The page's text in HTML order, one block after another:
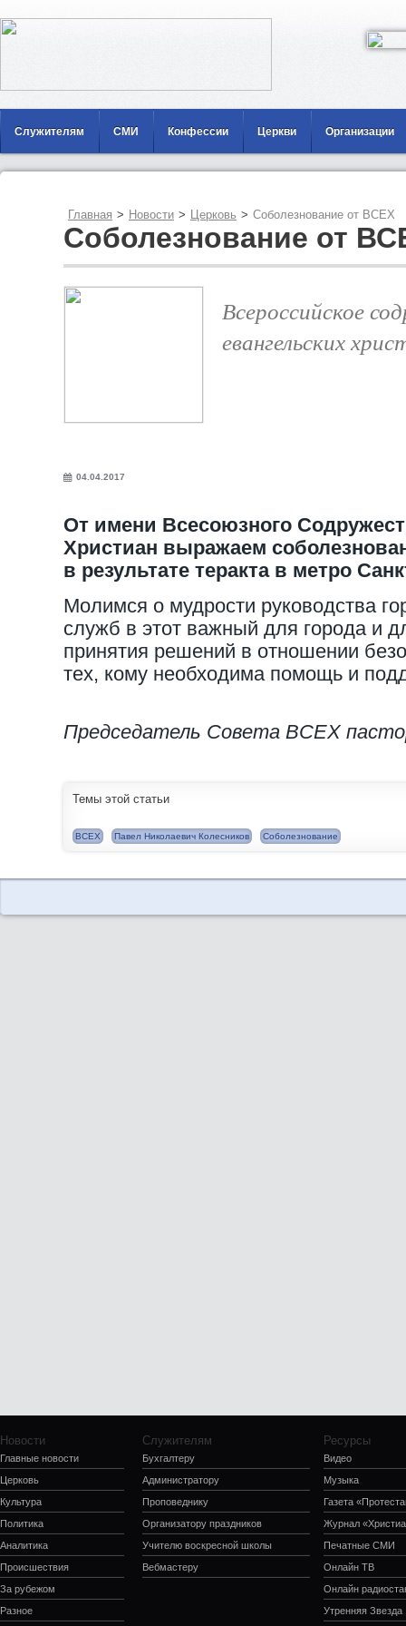
Служителям СМИ Конфессии Церкви Организации
Главная > Новости > Церковь > Соболезнование от ВСЕХ
Соболезнование от
Всероссийское
евангельских
04.04.2017
От имени Всесоюзного
Христиан выражаем
в результате теракта в метро
Молимся о мудрости руководства
служб в этот важный для города и
принятия решений в отношении
тех, кому необходима помощь и
Председатель Совета ВСЕХ
Темы этой статьи
ВСЕХ Павел Николаевич Колесников Соболезнование
Новости
Главные новости
Церковь
Культура
Политика
Аналитика
Происшествия
За рубежом
Разное
Служителям
Бухгалтеру
Администратору
Проповеднику
Организатору праздников
Учителю воскресной школы
Вебмастеру
Ресурсы
Видео
Музыка
Газета
Журнал
Печатные СМИ
Онлайн ТВ
Онлайн
Утренняя Звезда